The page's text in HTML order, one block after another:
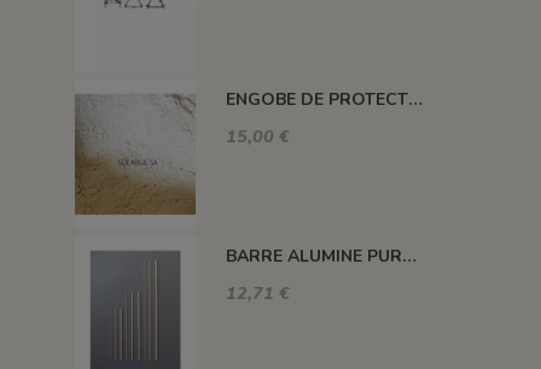
ENGOBE DE PROTECTION POUR LES PLAQUES
15,00 €
BARRE ALUMINE PURE 1400°C L200 X 2 MM
12,71 €